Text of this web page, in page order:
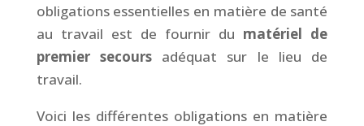
obligations essentielles en matière de santé
au travail est de fournir du matériel de
premier secours adéquat sur le lieu de
travail.
Voici les différentes obligations en matière